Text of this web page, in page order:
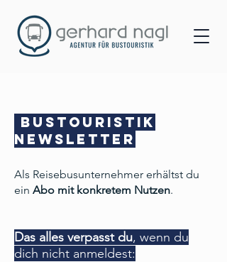
Bustouristik
NEWSLETTER
Als Reisebusunternehmer erhältst du
ein Abo mit konkretem Nutzen.
Das alles verpasst du, wenn du
dich nicht anmeldest: